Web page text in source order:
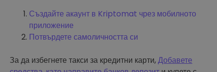
Създайте акаунт в Kriptomat чрез мобилното
приложение
Потвърдете самоличността си
За да избегнете такси за кредитни карти,Добавете